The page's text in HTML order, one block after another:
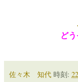
ど
佐々木 知代 時刻: